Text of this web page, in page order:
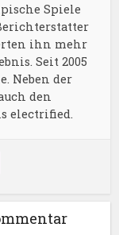
Spiele
ihn mehr
Seit 2005
Neben der
den
electrified.